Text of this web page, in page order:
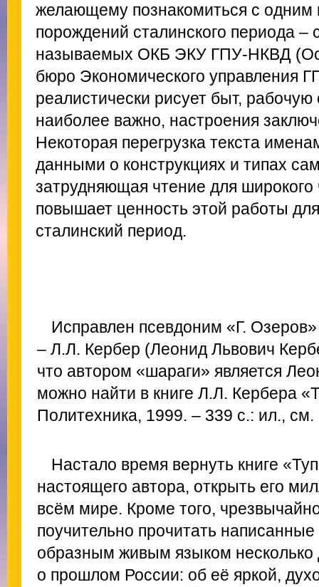
желающему познакомиться с
порождений сталинского периода –
называемых ОКБ ЭКУ ГПУ‑НКВД
бюро Экономического управления
реалистически рисует быт, рабочую
наиболее важно, настроения
Некоторая перегрузка текста
данными о конструкциях и типах
затрудняющая чтение для широкого
повышает ценность этой работы
сталинский период.
Исправлен псевдоним «Г.
– Л.Л. Кербер (Леонид Львович
что автором «шараги» является
можно найти в книге Л.Л. Кербера
Политехника, 1999. – 339 с.: ил., см.
Настало время вернуть книге
настоящего автора, открыть его
всём мире. Кроме того,
поучительно прочитать
образным живым языком несколько
о прошлом России: об её яркой,